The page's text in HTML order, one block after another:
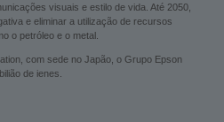
visuais e estilo de vida. Até 2050,
e eliminar a utilização de recursos
o petróleo e o metal.
com sede no Japão, o Grupo Epson
de ienes.